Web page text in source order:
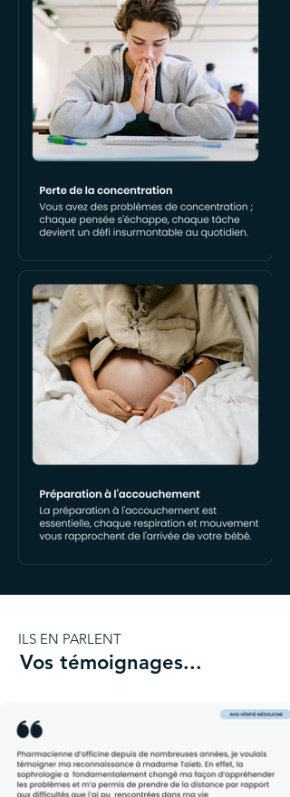
ILS EN PARLENT
Vos témoignages...